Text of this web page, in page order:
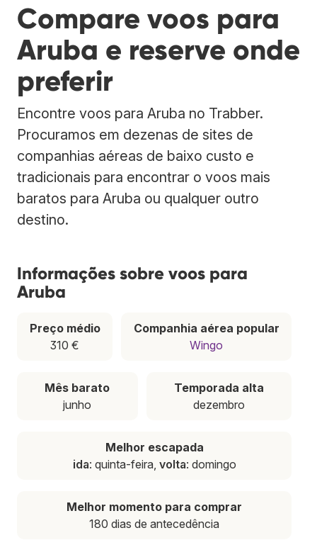
Compare voos para
Aruba e reserve onde
preferir
Encontre voos para Aruba no Trabber.
Procuramos em dezenas de sites de
companhias aéreas de baixo custo e
tradicionais para encontrar o voos mais
baratos para Aruba ou qualquer outro
destino.
Informações sobre voos para
Aruba
Preço médio
310 €
Companhia aérea popular
Wingo
Mês barato
junho
Temporada alta
dezembro
Melhor escapada
ida: quinta-feira, volta: domingo
Melhor momento para comprar
180 dias de antecedência